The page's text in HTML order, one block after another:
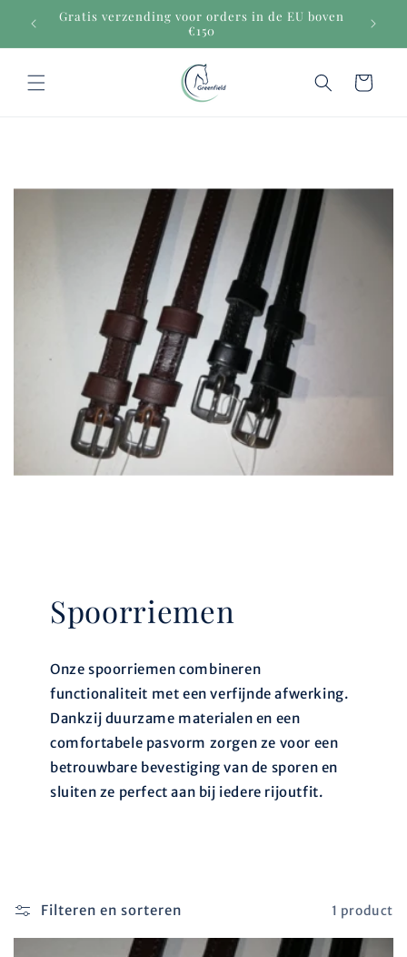
naar deGratis verzending voor orders in de EU boven
€150
Winkelwagen
Spoorriemen
Onze spoorriemen combineren
functionaliteit met een verfijnde afwerking.
Dankzij duurzame materialen en een
comfortabele pasvorm zorgen ze voor een
betrouwbare bevestiging van de sporen en
sluiten ze perfect aan bij iedere rijoutfit.
Filteren en sorteren 1 product